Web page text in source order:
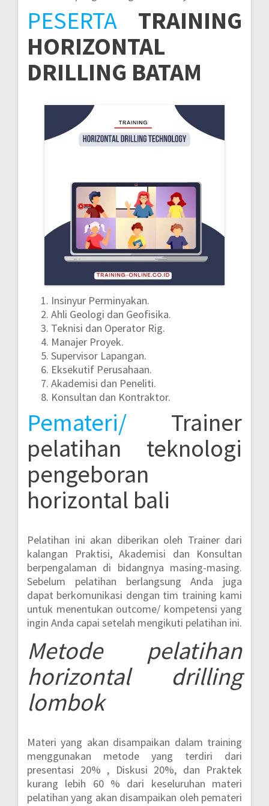
PESERTA
TRAINING
HORIZONTAL
DRILLING BATAM
Insinyur Perminyakan.
Ahli Geologi dan Geofisika.
Teknisi dan Operator Rig.
Manajer Proyek.
Supervisor Lapangan.
Eksekutif Perusahaan.
Akademisi dan Peneliti.
Konsultan dan Kontraktor.
Pemateri/ Trainer
pelatihan teknologi
pengeboran
horizontal bali
Pelatihan ini akan diberikan oleh Trainer dari
kalangan Praktisi, Akademisi dan Konsultan
berpengalaman di bidangnya masing-masing.
Sebelum pelatihan berlangsung Anda juga
dapat berkomunikasi dengan tim training kami
untuk menentukan outcome/ kompetensi yang
ingin Anda capai setelah mengikuti pelatihan ini.
Metode pelatihan
horizontal drilling
lombok
Materi yang akan disampaikan dalam training
menggunakan metode yang terdiri dari
presentasi 20% , Diskusi 20%, dan Praktek
kurang lebih 60 % dari keseluruhan materi
pelatihan yang akan disampaikan oleh pemateri